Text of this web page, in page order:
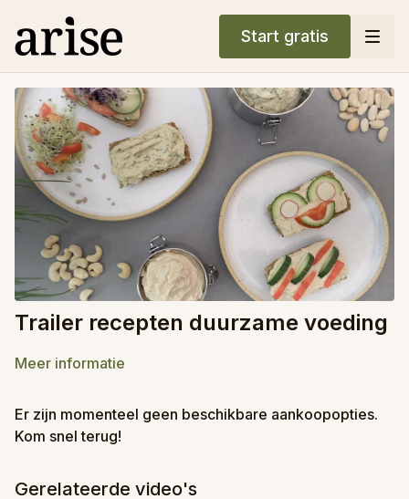
Start gratis
Trailer recepten duurzame voeding
Meer informatie
Er zijn momenteel geen beschikbare aankoopopties.
Kom snel terug!
Gerelateerde video's